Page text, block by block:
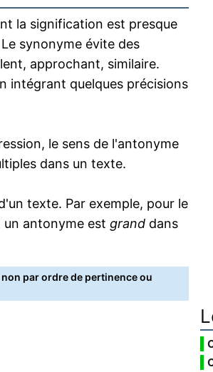
la signification est presque
synonyme évite des
approchant, similaire.
intégrant quelques précisions
le sens de l'antonyme
dans un texte.
texte. Par exemple, pour le
un antonyme est grand dans
par ordre de pertinence ou